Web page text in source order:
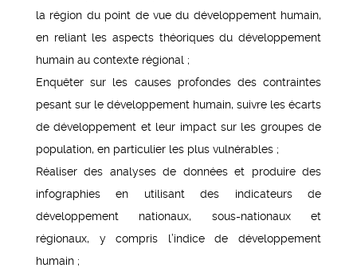
la région du point de vue du développement humain,
en reliant les aspects théoriques du développement
humain au contexte régional ;
Enquêter sur les causes profondes des contraintes
pesant sur le développement humain, suivre les écarts
de développement et leur impact sur les groupes de
population, en particulier les plus vulnérables ;
Réaliser des analyses de données et produire des
infographies en utilisant des indicateurs de
développement nationaux, sous-nationaux et
régionaux, y compris l’indice de développement
humain ;